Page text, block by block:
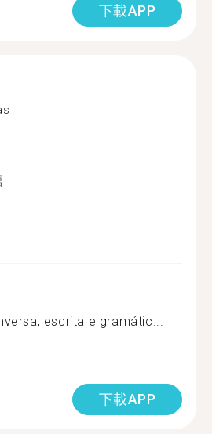
下載APP
escrita e gramátic...
下載APP